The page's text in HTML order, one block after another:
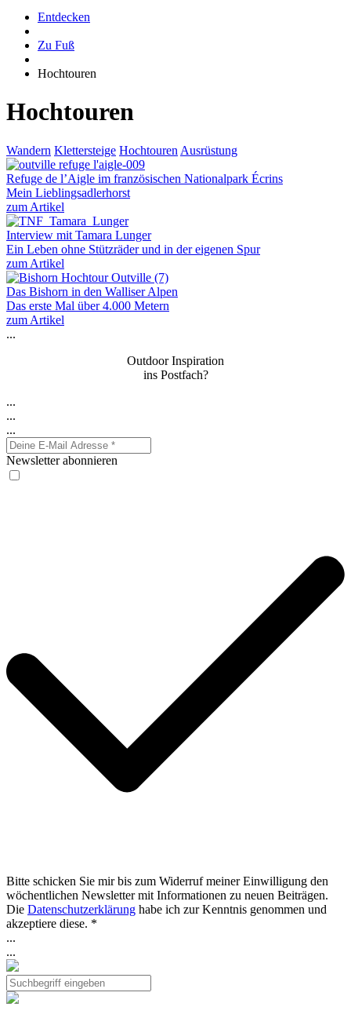
Entdecken
Zu Fuß
Hochtouren
Hochtouren
Wandern Klettersteige Hochtouren Ausrüstung
Refuge de l’Aigle im französischen Nationalpark Écrins
Mein Lieblingsadlerhorst
zum Artikel
Interview mit Tamara Lunger
Ein Leben ohne Stützräder und in der eigenen Spur
zum Artikel
Das Bishorn in den Walliser Alpen
Das erste Mal über 4.000 Metern
zum Artikel
...
Outdoor Inspiration
ins Postfach?
...
...
...
Newsletter abonnieren
Bitte schicken Sie mir bis zum Widerruf meiner Einwilligung den
wöchentlichen Newsletter mit Informationen zu neuen Beiträgen.
Die Datenschutzerklärung habe ich zur Kenntnis genommen und
akzeptiere diese. *
...
...